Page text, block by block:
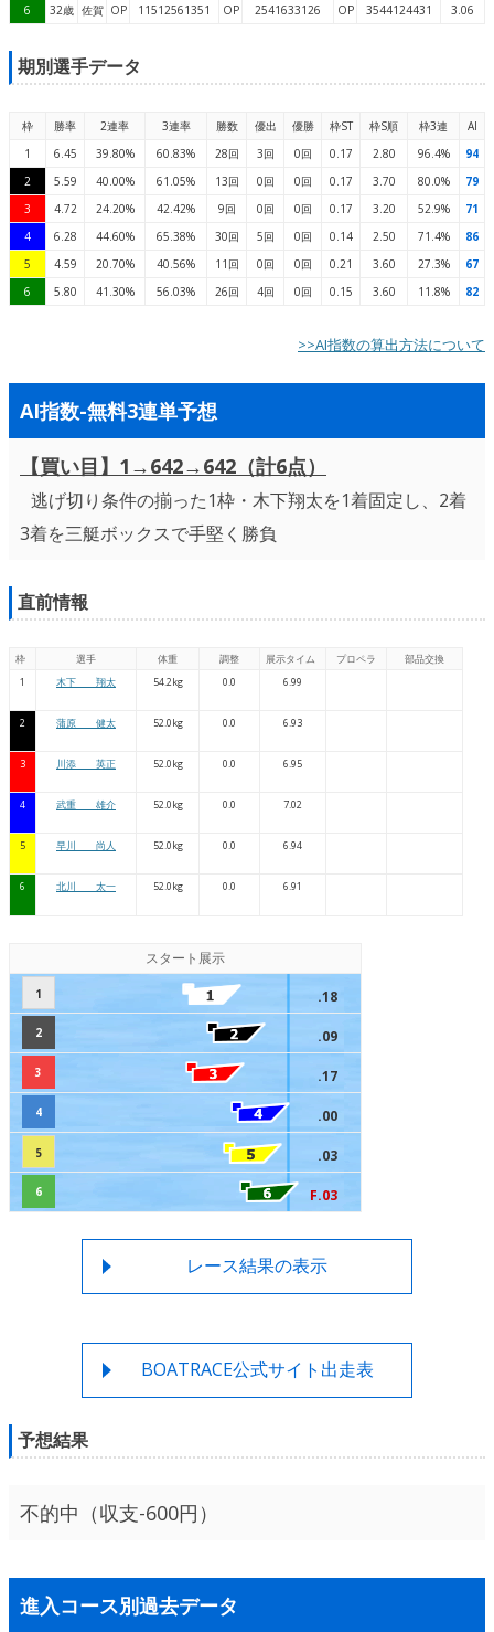
6
32歳 佐賀 OP 11512561351 OP 2541633126 OP 3544124431 3.06
期別選手データ
枠 勝率 2連率 3連率 勝数 優出 優勝 枠ST 枠S順 枠3連
AI
1
6.45 39.80% 60.83% 28回 3回 0回 0.17 2.80 96.4%
94
2
5.59 40.00% 61.05% 13回 0回 0回 0.17 3.70 80.0%
79
3
4.72 24.20% 42.42% 9回 0回 0回 0.17 3.20 52.9%
71
4
6.28 44.60% 65.38% 30回 5回 0回 0.14 2.50 71.4%
86
5
4.59 20.70% 40.56% 11回 0回 0回 0.21 3.60 27.3%
67
6
5.80 41.30% 56.03% 26回 4回 0回 0.15 3.60 11.8% 82
>>AI指数の算出方法について
AI指数-無料3連単予想
【買い目】1→642→642（計6点）
逃げ切り条件の揃った1枠・木下翔太を1着固定し、2着
3着を三艇ボックスで手堅く勝負
直前情報
枠 選手 体重 調整 展示タイム プロペラ
部品交換
1
木下 翔太 54.2kg 0.0 6.99
2 蒲原 健太 52.0kg 0.0 6.93
3 川添 英正 52.0kg 0.0 6.95
4 武重 雄介 52.0kg 0.0 7.02
5 早川 尚人 52.0kg 0.0 6.94
6 北川 太一 52.0kg 0.0 6.91
スタート展示
1 .18
2 .09
3 .17
4 .00
5 .03
6 F.03
レース結果の表示
BOATRACE公式サイト出走表
予想結果
不的中（収支-600円）
進入コース別過去データ